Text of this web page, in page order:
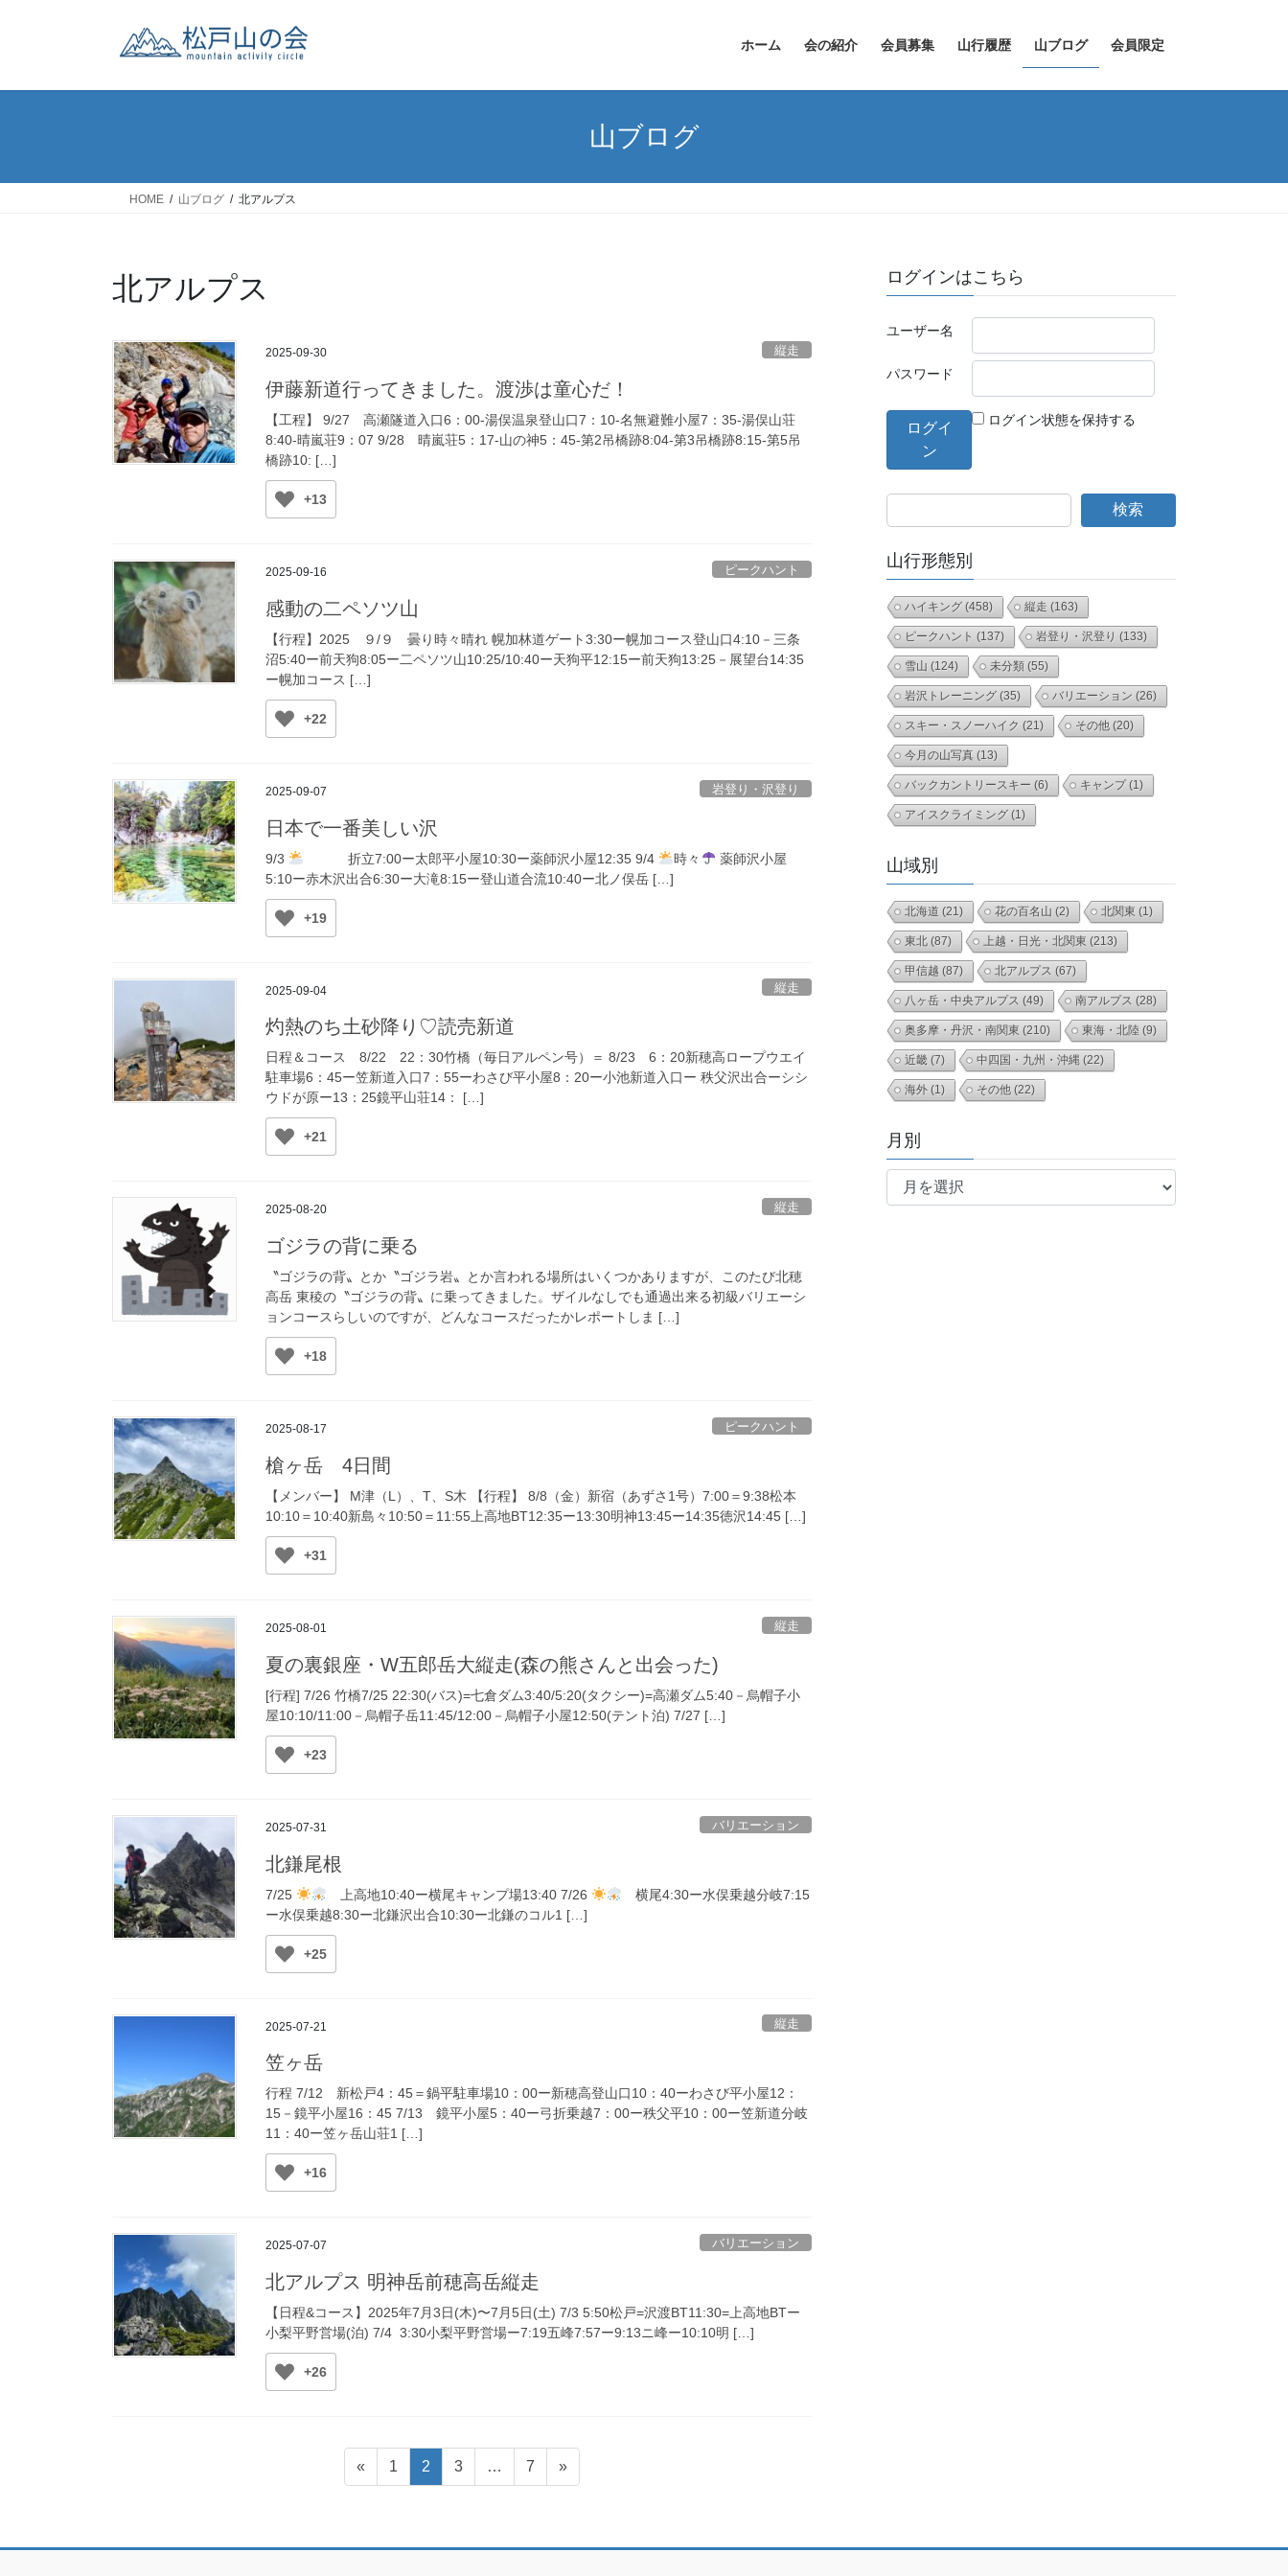
ホーム 会の紹介 会員募集 山行履歴 山ブログ 会員限定
山ブログ
HOME 山ブログ 北アルプス
北アルプス
2025-09-30 縦走
伊藤新道行ってきました。渡渉は童心だ！
【工程】 9/27 高瀬隧道入口6：00-湯俣温泉登山口7：10-名無避難小屋7：35-湯俣山荘
8:40-晴嵐荘9：07 9/28 晴嵐荘5：17-山の神5：45-第2吊橋跡8:04-第3吊橋跡8:15-第5吊
橋跡10: […]
+13
2025-09-16 ピークハント
感動の二ペソツ山
【行程】2025 ９/９ 曇り時々晴れ 幌加林道ゲート3:30ー幌加コース登山口4:10－三条
沼5:40ー前天狗8:05ー二ペソツ山10:25/10:40ー天狗平12:15ー前天狗13:25－展望台14:35
ー幌加コース […]
+22
2025-09-07 岩登り・沢登り
日本で一番美しい沢
9/3 折立7:00ー太郎平小屋10:30ー薬師沢小屋12:35 9/4 時々
薬師沢小屋
5:10ー赤木沢出合6:30ー大滝8:15ー登山道合流10:40ー北ノ俣岳 […]
+19
2025-09-04 縦走
灼熱のち土砂降り♡読売新道
日程＆コース 8/22 22：30竹橋（毎日アルペン号）＝ 8/23 6：20新穂高ロープウエイ
駐車場6：45ー笠新道入口7：55ーわさび平小屋8：20ー小池新道入口ー 秩父沢出合ーシシ
ウドが原ー13：25鏡平山荘14： […]
+21
2025-08-20 縦走
ゴジラの背に乗る
〝ゴジラの背〟とか〝ゴジラ岩〟とか言われる場所はいくつかありますが、このたび北穂
高岳 東稜の〝ゴジラの背〟に乗ってきました。ザイルなしでも通過出来る初級バリエーシ
ョンコースらしいのですが、どんなコースだったかレポートしま […]
+18
2025-08-17 ピークハント
槍ヶ岳 4日間
【メンバー】 M津（L）、T、S木 【行程】 8/8（金）新宿（あずさ1号）7:00＝9:38松本
10:10＝10:40新島々10:50＝11:55上高地BT12:35ー13:30明神13:45ー14:35徳沢14:45 […]
+31
2025-08-01 縦走
夏の裏銀座・W五郎岳大縦走(森の熊さんと出会った)
[行程] 7/26 竹橋7/25 22:30(バス)=七倉ダム3:40/5:20(タクシー)=高瀬ダム5:40－烏帽子小
屋10:10/11:00－烏帽子岳11:45/12:00－烏帽子小屋12:50(テント泊) 7/27 […]
+23
2025-07-31 バリエーション
北鎌尾根
7/25 上高地10:40ー横尾キャンプ場13:40 7/26
横尾4:30ー水俣乗越分岐7:15
ー水俣乗越8:30ー北鎌沢出合10:30ー北鎌のコル1 […]
+25
2025-07-21 縦走
笠ヶ岳
行程 7/12 新松戸4：45＝鍋平駐車場10：00ー新穂高登山口10：40ーわさび平小屋12：
15－鏡平小屋16：45 7/13 鏡平小屋5：40ー弓折乗越7：00ー秩父平10：00ー笠新道分岐
11：40ー笠ヶ岳山荘1 […]
+16
2025-07-07 バリエーション
北アルプス 明神岳前穂高岳縦走
【日程&コース】2025年7月3日(木)〜7月5日(土) 7/3 5:50松戸=沢渡BT11:30=上高地BTー
小梨平野営場(泊) 7/4 3:30小梨平野営場ー7:19五峰7:57ー9:13ニ峰ー10:10明 […]
+26
ペ
«
固
定
1
固
定
2
固
定
3 …
固
定
7 »
ログインはこちら
ユーザー名
パスワード
ログイン状態を保持する
検索
山行形態別
ハイキング (458) 縦走 (163)
ピークハント (137) 岩登り・沢登り (133)
雪山 (124) 未分類 (55)
岩沢トレーニング (35) バリエーション (26)
スキー・スノーハイク (21) その他 (20)
今月の山写真 (13)
バックカントリースキー (6) キャンプ(1)
アイスクライミング (1)
山域別
北海道 (21) 花の百名山 (2) 北関東 (1)
東北 (87) 上越・日光・北関東 (213)
甲信越 (87) 北アルプス (67)
八ヶ岳・中央アルプス (49) 南アルプス (28)
奥多摩・丹沢・南関東 (210) 東海・北陸 (9)
近畿 (7) 中四国・九州・沖縄 (22)
海外 (1) その他 (22)
月別
月